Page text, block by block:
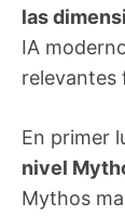
las
IA
relevantes
En primer
nivel
Mythos